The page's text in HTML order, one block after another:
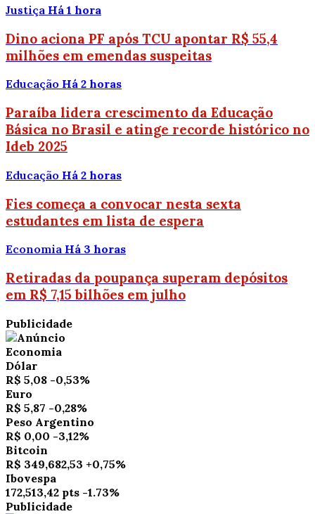
Justiça Há 1 hora
Dino aciona PF após TCU apontar R$ 55,4
milhões em emendas suspeitas
Educação Há 2 horas
Paraíba lidera crescimento da Educação
Básica no Brasil e atinge recorde histórico no
Ideb 2025
Educação Há 2 horas
Fies começa a convocar nesta sexta
estudantes em lista de espera
Economia Há 3 horas
Retiradas da poupança superam depósitos
em R$ 7,15 bilhões em julho
Publicidade
Economia
Dólar
R$ 5,08 -0,53%
Euro
R$ 5,87 -0,28%
Peso Argentino
R$ 0,00 -3,12%
Bitcoin
R$ 349,682,53 +0,75%
Ibovespa
172,513,42 pts -1.73%
Publicidade